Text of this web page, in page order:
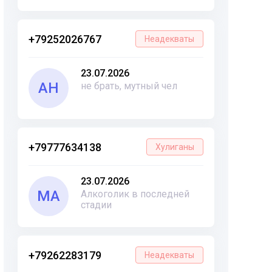
+79252026767 Неадекваты
АН
23.07.2026
не брать, мутный чел
+79777634138 Хулиганы
МА
23.07.2026
Алкоголик в последней
стадии
+79262283179 Неадекваты